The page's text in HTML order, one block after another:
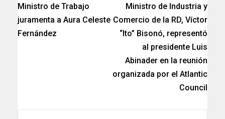
Ministro de Trabajo
juramenta a Aura Celeste
Fernández
Ministro de Industria y
Comercio de la RD, Víctor
“Ito” Bisonó, representó
al presidente Luis
Abinader en la reunión
organizada por el Atlantic
Council